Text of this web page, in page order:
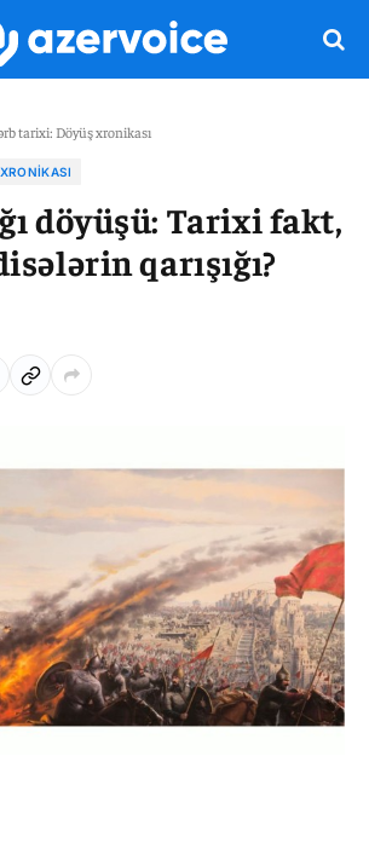
tarixi: Döyüş xronikası
döyüşü: Tarixi fakt,
qarışığı?